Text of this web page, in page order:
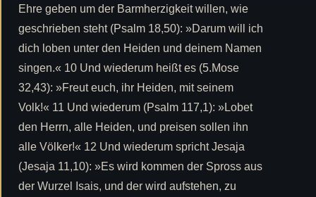
Ehre geben um der Barmherzigkeit willen, wie
geschrieben steht (Psalm 18,50): »Darum will ich
dich loben unter den Heiden und deinem Namen
singen.« 10 Und wiederum heißt es (5.Mose
32,43): »Freut euch, ihr Heiden, mit seinem
Volk!« 11 Und wiederum (Psalm 117,1): »Lobet
den Herrn, alle Heiden, und preisen sollen ihn
alle Völker!« 12 Und wiederum spricht Jesaja
(Jesaja 11,10): »Es wird kommen der Spross aus
der Wurzel Isais, und der wird aufstehen, zu